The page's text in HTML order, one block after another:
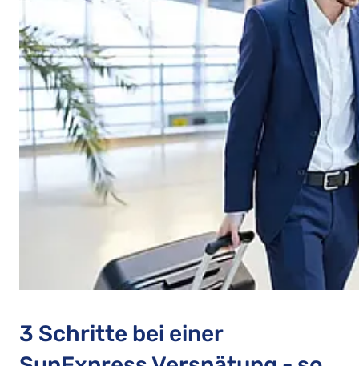
3 Schritte bei einer